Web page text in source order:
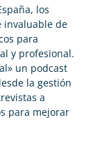
los
invaluable de
para
y profesional.
un podcast
la gestión
a
para mejorar